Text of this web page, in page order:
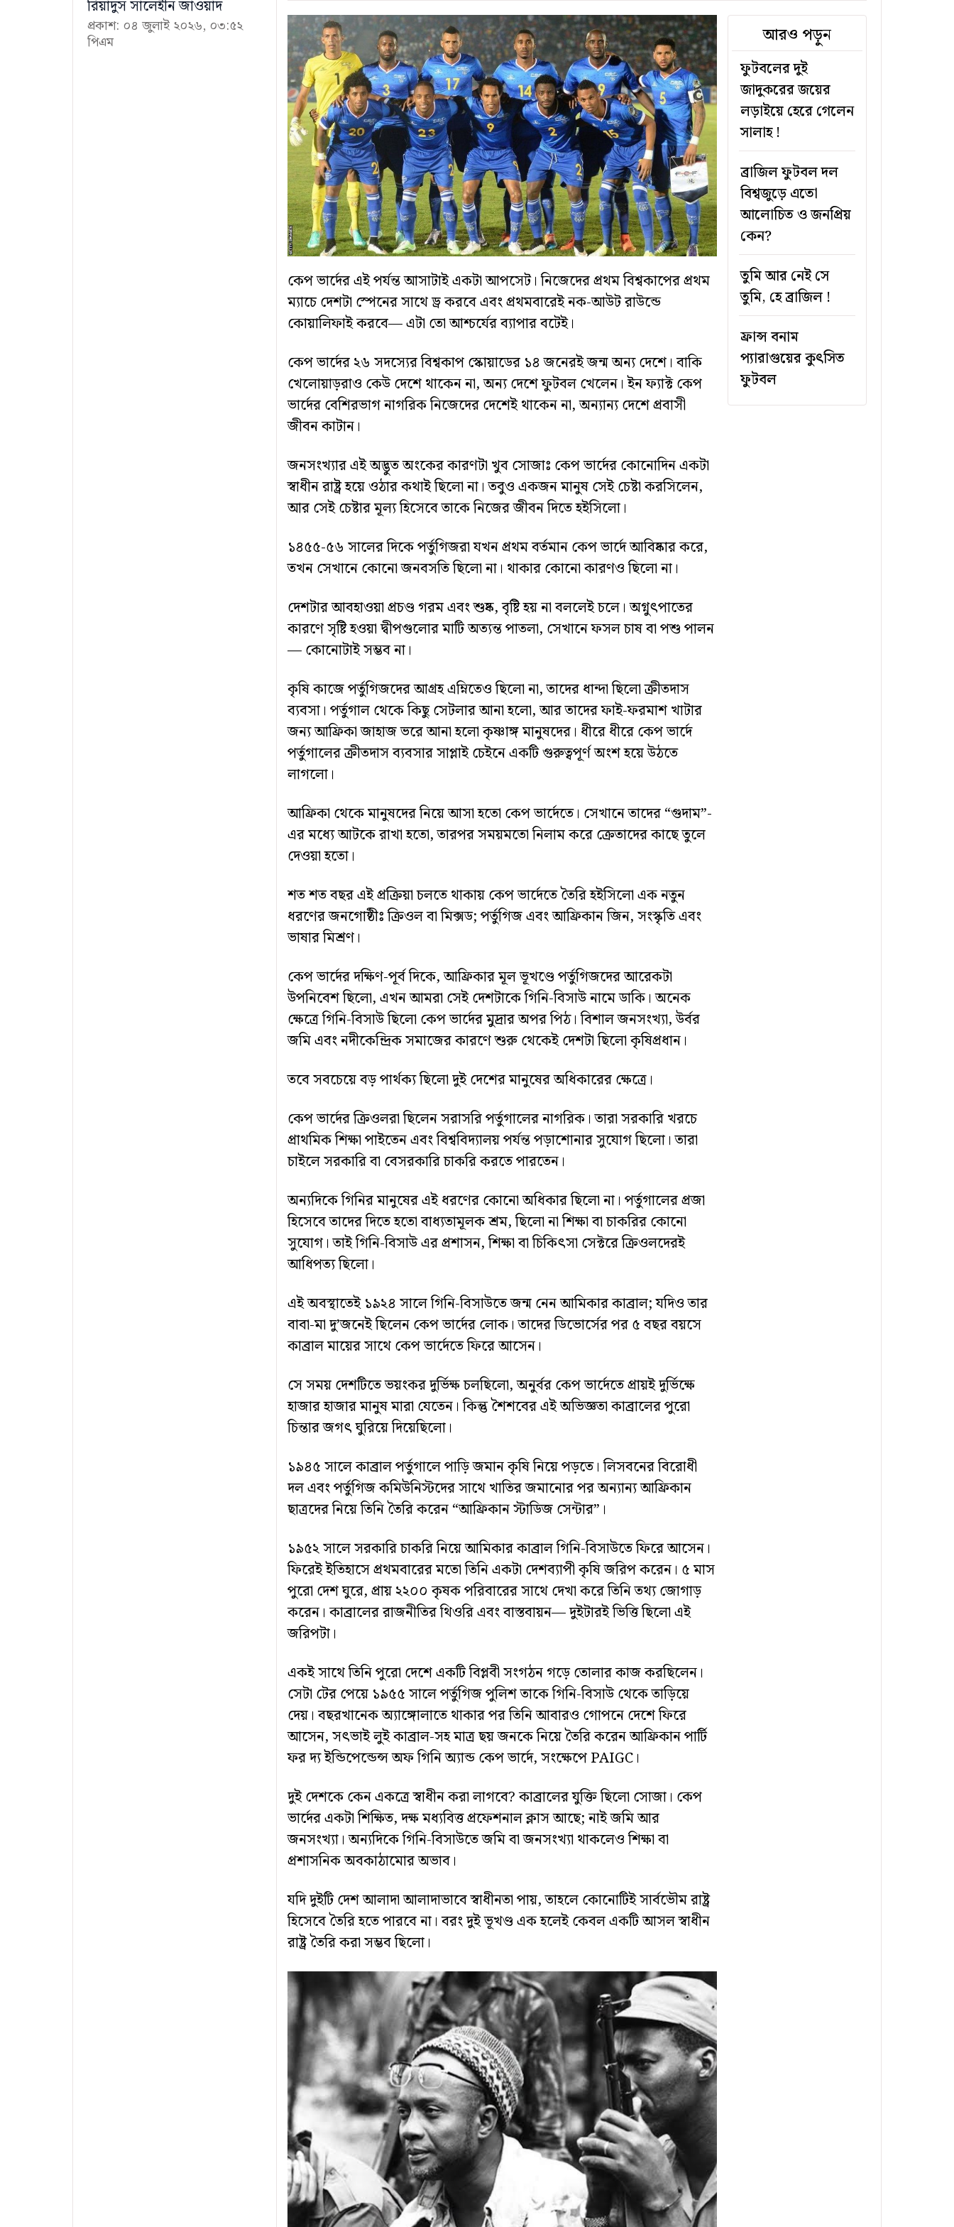
রিয়াদুস সালেহীন জাওয়াদ
প্রকাশ: ০৪ জুলাই ২০২৬, ০৩:৫২
পিএম
কেপ ভার্দের এই পর্যন্ত আসাটাই একটা আপসেট। নিজেদের প্রথম বিশ্বকাপের প্রথম
ম্যাচে দেশটা স্পেনের সাথে ড্র করবে এবং প্রথমবারেই নক-আউট রাউন্ডে
কোয়ালিফাই করবে— এটা তো আশ্চর্যের ব্যাপার বটেই।
কেপ ভার্দের ২৬ সদস্যের বিশ্বকাপ স্কোয়াডের ১৪ জনেরই জন্ম অন্য দেশে। বাকি
খেলোয়াড়রাও কেউ দেশে থাকেন না, অন্য দেশে ফুটবল খেলেন। ইন ফ্যাক্ট কেপ
ভার্দের বেশিরভাগ নাগরিক নিজেদের দেশেই থাকেন না, অন্যান্য দেশে প্রবাসী
জীবন কাটান।
জনসংখ্যার এই অদ্ভুত অংকের কারণটা খুব সোজাঃ কেপ ভার্দের কোনোদিন একটা
স্বাধীন রাষ্ট্র হয়ে ওঠার কথাই ছিলো না। তবুও একজন মানুষ সেই চেষ্টা করসিলেন,
আর সেই চেষ্টার মূল্য হিসেবে তাকে নিজের জীবন দিতে হইসিলো।
১৪৫৫-৫৬ সালের দিকে পর্তুগিজরা যখন প্রথম বর্তমান কেপ ভার্দে আবিষ্কার করে,
তখন সেখানে কোনো জনবসতি ছিলো না। থাকার কোনো কারণও ছিলো না।
দেশটার আবহাওয়া প্রচণ্ড গরম এবং শুষ্ক, বৃষ্টি হয় না বললেই চলে। অগ্নুৎপাতের
কারণে সৃষ্টি হওয়া দ্বীপগুলোর মাটি অত্যন্ত পাতলা, সেখানে ফসল চাষ বা পশু পালন
— কোনোটাই সম্ভব না।
কৃষি কাজে পর্তুগিজদের আগ্রহ এম্নিতেও ছিলো না, তাদের ধান্দা ছিলো ক্রীতদাস
ব্যবসা। পর্তুগাল থেকে কিছু সেটলার আনা হলো, আর তাদের ফাই-ফরমাশ খাটার
জন্য আফ্রিকা জাহাজ ভরে আনা হলো কৃষ্ণাঙ্গ মানুষদের। ধীরে ধীরে কেপ ভার্দে
পর্তুগালের ক্রীতদাস ব্যবসার সাপ্লাই চেইনে একটি গুরুত্বপূর্ণ অংশ হয়ে উঠতে
লাগলো।
আফ্রিকা থেকে মানুষদের নিয়ে আসা হতো কেপ ভার্দেতে। সেখানে তাদের “গুদাম”-
এর মধ্যে আটকে রাখা হতো, তারপর সময়মতো নিলাম করে ক্রেতাদের কাছে তুলে
দেওয়া হতো।
শত শত বছর এই প্রক্রিয়া চলতে থাকায় কেপ ভার্দেতে তৈরি হইসিলো এক নতুন
ধরণের জনগোষ্ঠীঃ ক্রিওল বা মিক্সড; পর্তুগিজ এবং আফ্রিকান জিন, সংস্কৃতি এবং
ভাষার মিশ্রণ।
কেপ ভার্দের দক্ষিণ-পূর্ব দিকে, আফ্রিকার মূল ভূখণ্ডে পর্তুগিজদের আরেকটা
উপনিবেশ ছিলো, এখন আমরা সেই দেশটাকে গিনি-বিসাউ নামে ডাকি। অনেক
ক্ষেত্রে গিনি-বিসাউ ছিলো কেপ ভার্দের মুদ্রার অপর পিঠ। বিশাল জনসংখ্যা, উর্বর
জমি এবং নদীকেন্দ্রিক সমাজের কারণে শুরু থেকেই দেশটা ছিলো কৃষিপ্রধান।
তবে সবচেয়ে বড় পার্থক্য ছিলো দুই দেশের মানুষের অধিকারের ক্ষেত্রে।
কেপ ভার্দের ক্রিওলরা ছিলেন সরাসরি পর্তুগালের নাগরিক। তারা সরকারি খরচে
প্রাথমিক শিক্ষা পাইতেন এবং বিশ্ববিদ্যালয় পর্যন্ত পড়াশোনার সুযোগ ছিলো। তারা
চাইলে সরকারি বা বেসরকারি চাকরি করতে পারতেন।
অন্যদিকে গিনির মানুষের এই ধরণের কোনো অধিকার ছিলো না। পর্তুগালের প্রজা
হিসেবে তাদের দিতে হতো বাধ্যতামূলক শ্রম, ছিলো না শিক্ষা বা চাকরির কোনো
সুযোগ। তাই গিনি-বিসাউ এর প্রশাসন, শিক্ষা বা চিকিৎসা সেক্টরে ক্রিওলদেরই
আধিপত্য ছিলো।
এই অবস্থাতেই ১৯২৪ সালে গিনি-বিসাউতে জন্ম নেন আমিকার কাব্রাল; যদিও তার
বাবা-মা দু’জনেই ছিলেন কেপ ভার্দের লোক। তাদের ডিভোর্সের পর ৫ বছর বয়সে
কাব্রাল মায়ের সাথে কেপ ভার্দেতে ফিরে আসেন।
সে সময় দেশটিতে ভয়ংকর দুর্ভিক্ষ চলছিলো, অনুর্বর কেপ ভার্দেতে প্রায়ই দুর্ভিক্ষে
হাজার হাজার মানুষ মারা যেতেন। কিন্তু শৈশবের এই অভিজ্ঞতা কাব্রালের পুরো
চিন্তার জগৎ ঘুরিয়ে দিয়েছিলো।
১৯৪৫ সালে কাব্রাল পর্তুগালে পাড়ি জমান কৃষি নিয়ে পড়তে। লিসবনের বিরোধী
দল এবং পর্তুগিজ কমিউনিস্টদের সাথে খাতির জমানোর পর অন্যান্য আফ্রিকান
ছাত্রদের নিয়ে তিনি তৈরি করেন “আফ্রিকান স্টাডিজ সেন্টার”।
১৯৫২ সালে সরকারি চাকরি নিয়ে আমিকার কাব্রাল গিনি-বিসাউতে ফিরে আসেন।
ফিরেই ইতিহাসে প্রথমবারের মতো তিনি একটা দেশব্যাপী কৃষি জরিপ করেন। ৫ মাস
পুরো দেশ ঘুরে, প্রায় ২২০০ কৃষক পরিবারের সাথে দেখা করে তিনি তথ্য জোগাড়
করেন। কাব্রালের রাজনীতির থিওরি এবং বাস্তবায়ন— দুইটারই ভিত্তি ছিলো এই
জরিপটা।
একই সাথে তিনি পুরো দেশে একটি বিপ্লবী সংগঠন গড়ে তোলার কাজ করছিলেন।
সেটা টের পেয়ে ১৯৫৫ সালে পর্তুগিজ পুলিশ তাকে গিনি-বিসাউ থেকে তাড়িয়ে
দেয়। বছরখানেক অ্যাঙ্গোলাতে থাকার পর তিনি আবারও গোপনে দেশে ফিরে
আসেন, সৎভাই লুই কাব্রাল-সহ মাত্র ছয় জনকে নিয়ে তৈরি করেন আফ্রিকান পার্টি
ফর দ্য ইন্ডিপেন্ডেন্স অফ গিনি অ্যান্ড কেপ ভার্দে, সংক্ষেপে PAIGC।
দুই দেশকে কেন একত্রে স্বাধীন করা লাগবে? কাব্রালের যুক্তি ছিলো সোজা। কেপ
ভার্দের একটা শিক্ষিত, দক্ষ মধ্যবিত্ত প্রফেশনাল ক্লাস আছে; নাই জমি আর
জনসংখ্যা। অন্যদিকে গিনি-বিসাউতে জমি বা জনসংখ্যা থাকলেও শিক্ষা বা
প্রশাসনিক অবকাঠামোর অভাব।
যদি দুইটি দেশ আলাদা আলাদাভাবে স্বাধীনতা পায়, তাহলে কোনোটিই সার্বভৌম রাষ্ট্র
হিসেবে তৈরি হতে পারবে না। বরং দুই ভূখণ্ড এক হলেই কেবল একটি আসল স্বাধীন
রাষ্ট্র তৈরি করা সম্ভব ছিলো।
আরও পড়ুন
ফুটবলের দুই
জাদুকরের জয়ের
লড়াইয়ে হেরে গেলেন
সালাহ !
ব্রাজিল ফুটবল দল
বিশ্বজুড়ে এতো
আলোচিত ও জনপ্রিয়
কেন?
তুমি আর নেই সে
তুমি, হে ব্রাজিল !
ফ্রান্স বনাম
প্যারাগুয়ের কুৎসিত
ফুটবল